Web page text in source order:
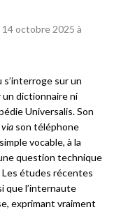
octobre 2025 à
s’interroge sur un
un dictionnaire ni
Universalis. Son
via son téléphone
vocable, à la
question technique
Les études récentes
que l’internaute
exprimant vraiment